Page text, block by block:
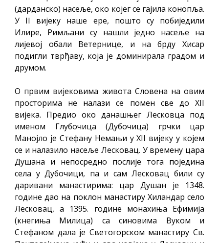
(дарданско) насеље, око којег се гајила конопља.
У II вијеку наше ере, пошто су побиједили
Илире, Римљани су нашли једно насеље на
лијевој обали Ветернице, и на брду Хисар
подигли тврђаву, која је доминирала градом и
друмом.
О првим вијековима живота Словена на овим
просторима не налази се помен све до XII
вијека. Предио око данашњег Лесковца под
именом Глубочица (Дубочица) грчки цар
Манојло је Стефану Немањи у XII вијеку у којем
се и налазило насеље Лесковац. У времену цара
Душана и непосредно послије тога поједина
села у Дубочици, па и сам Лесковац били су
даривани манастирима: цар Душан је 1348.
године дао на поклон манастиру Хиландар село
Лесковац, а 1395. године монахиња Ефимија
(кнегиња Милица) са синовима Вуком и
Стефаном дала је Светогорском манастиру Св.